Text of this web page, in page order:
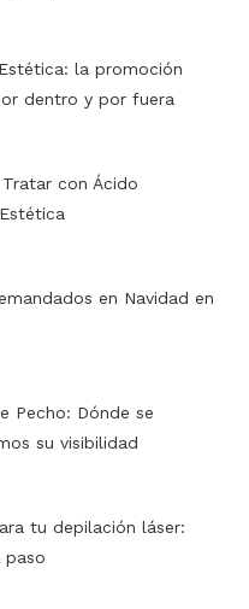
la promoción
dentro y por fuera
con Ácido
en Navidad en
Pecho: Dónde se
su visibilidad
tu depilación láser:
paso